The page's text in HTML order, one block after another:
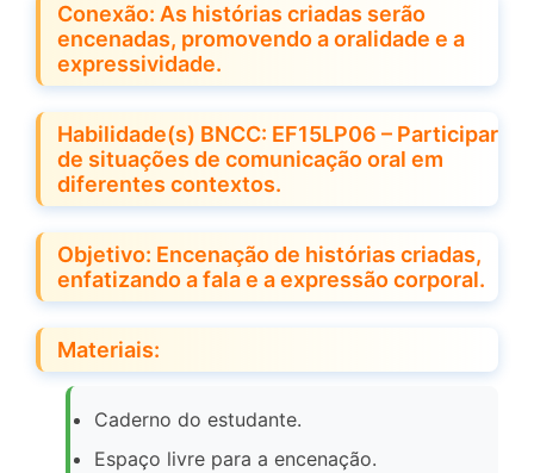
Conexão: As histórias criadas serão
encenadas, promovendo a oralidade e a
expressividade.
Habilidade(s) BNCC: EF15LP06 – Participar
de situações de comunicação oral em
diferentes contextos.
Objetivo: Encenação de histórias criadas,
enfatizando a fala e a expressão corporal.
Materiais:
Caderno do estudante.
Espaço livre para a encenação.